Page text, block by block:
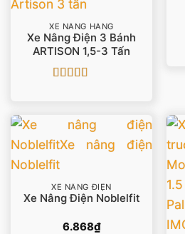
XE NÂNG HÀNG
Xe Nâng Điện 3 Bánh
ARTISON 1,5-3 Tấn
XE NÂNG ĐIỆN
Xe Nâng Điện Noblelfit
6.868₫